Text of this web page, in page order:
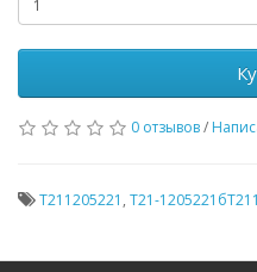
0 отзывов/
T211205221 , T21-